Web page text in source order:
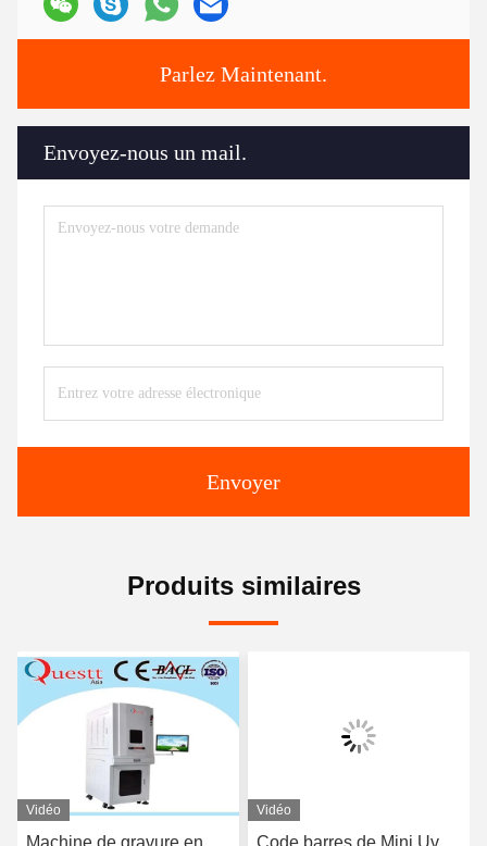
Parlez Maintenant.
Envoyez-nous un mail.
Envoyer
Produits similaires
Vidéo Vidéo